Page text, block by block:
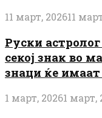
11 март, 202611
Руски
секој знак во
знаци ќе имаат
1 март, 20261 март,